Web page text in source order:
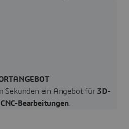
Sekunden ein Angebot für 3D-
CNC-Bearbeitungen.